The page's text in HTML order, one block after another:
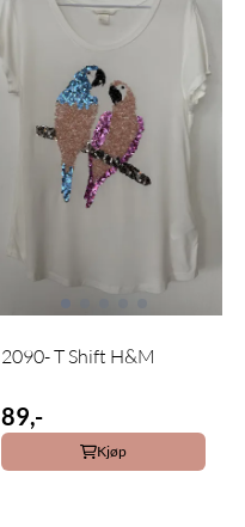
2090- T Shift H&M
89,-
Kjøp